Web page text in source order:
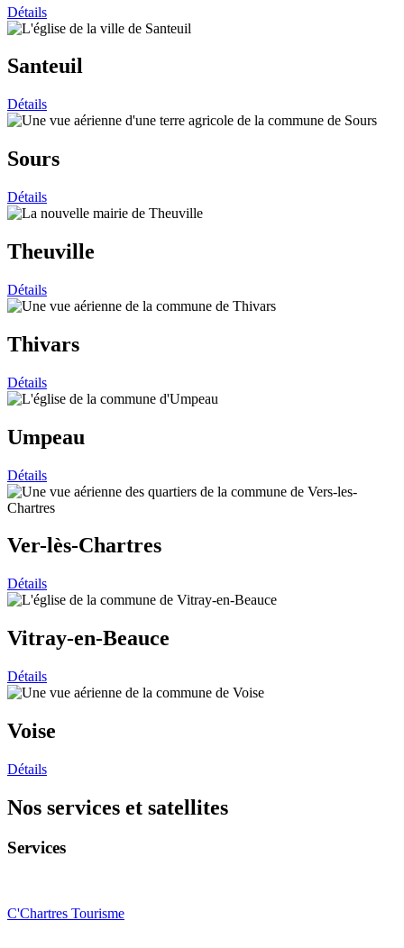
Détails
Santeuil
Détails
Sours
Détails
Theuville
Détails
Thivars
Détails
Umpeau
Détails
Ver-lès-Chartres
Détails
Vitray-en-Beauce
Détails
Voise
Détails
Nos services et satellites
Services
C'Chartres Tourisme